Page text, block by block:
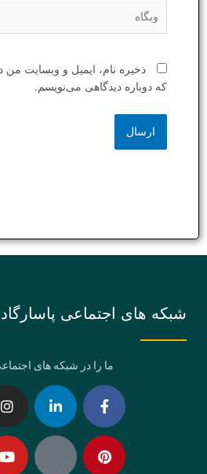
ذخیره نام، ایمیل و وبسایت من
که دوباره دیدگاهی می‌نویسم.
شبکه های اجتماعی پاسارگاد
ما را در شبکه های
Facebook-
f
Linkedin-
in
Pinterest
Eaparat